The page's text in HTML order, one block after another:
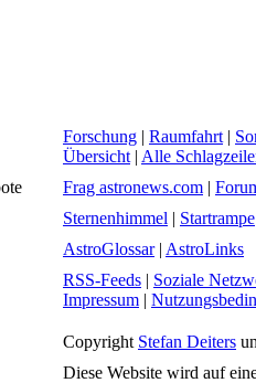
Forschung | Raumfahrt |
Übersicht | Alle
Frag astronews.com |
Sternenhimmel | Startrampe
AstroGlossar| AstroLinks
RSS-Feeds | Soziale
Impressum |
Copyright Stefan Deiters
Diese Website wird auf